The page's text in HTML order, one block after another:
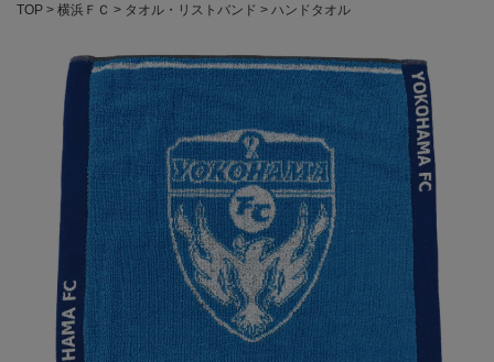
TOP 横浜ＦＣ タオル・リストバンド ハンドタオル